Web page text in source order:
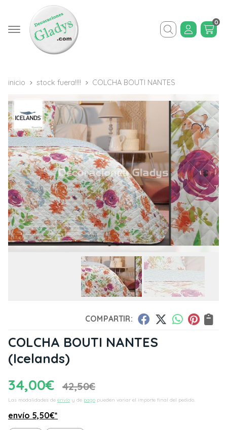
Buscar
0
inicio stock fuera!!!! COLCHA BOUTI NANTES
COMPARTIR:
COLCHA BOUTI NANTES
(Icelands)
34,00€ 42,50€
Las modalidades de envío y de pago pueden variar el importe final del pedido.
envío 5,50€*